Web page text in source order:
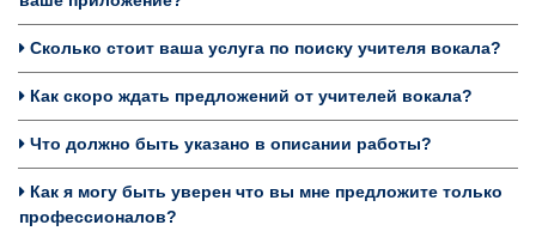
Сколько стоит ваша услуга по поиску учителя вокала?
Как скоро ждать предложений от учителей вокала?
Что должно быть указано в описании работы?
Как я могу быть уверен что вы мне предложите только
профессионалов?